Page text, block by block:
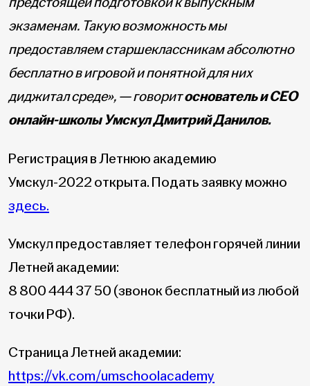
экзаменам. Такую возможность мы
предоставляем старшеклассникам абсолютно
бесплатно в игровой и понятной для них
диджитал среде», — говоритоснователь и CEO
онлайн-школы Умскул Дмитрий Данилов.
Регистрация в Летнюю академию
Умскул-2022 открыта. Подать заявку можно
здесь.
Умскул предоставляет телефон горячей линии
Летней академии:
8 800 444 37 50 (звонок бесплатный из любой
точки РФ).
Страница Летней академии:
https://vk.com/umschoolacademy